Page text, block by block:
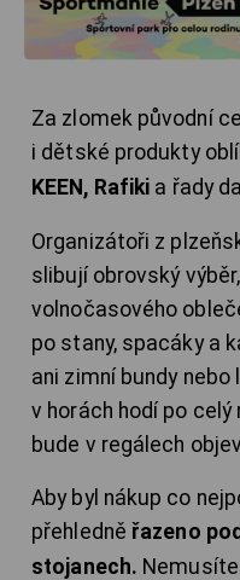
Za zlomek původní
i dětské produkty
KEEN, Rafiki a řady
Organizátoři z
slibují obrovský
volnočasového
po stany, spacáky a
ani zimní bundy
v horách hodí po celý
bude v regálech
Aby byl nákup co
přehledně řazeno
stojanech.